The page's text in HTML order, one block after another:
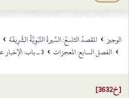
الوجيز › المقصدُ التّاسعُ: السِّيرةُ النَّبَوِيَّةُ الشَّرِيفَة ›
› الفصل السابع: المعجزات › 3 ـ باب: الإخبار عن المستقبل
[خ3632]